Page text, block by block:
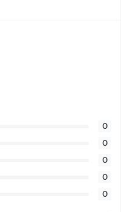
0
0
0
0
0